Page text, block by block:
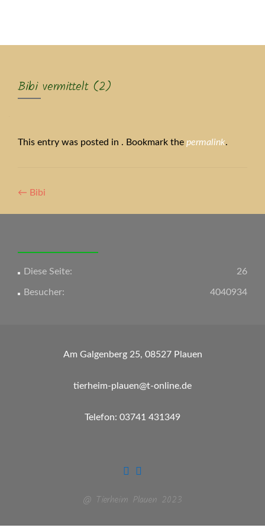
Bibi vermittelt (2)
This entry was posted in . Bookmark the permalink.
Artikel-
Navigation
← Bibi
26
Diese Seite:
4040934
Besucher:
Am Galgenberg 25, 08527 Plauen
tierheim-plauen@t-online.de
Telefon: 03741 431349
@ Tierheim Plauen 2023